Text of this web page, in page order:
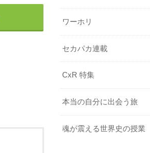
ワーホリ
セカパカ連載
CxR 特集
本当の自分に出会う旅
魂が震える世界史の授業